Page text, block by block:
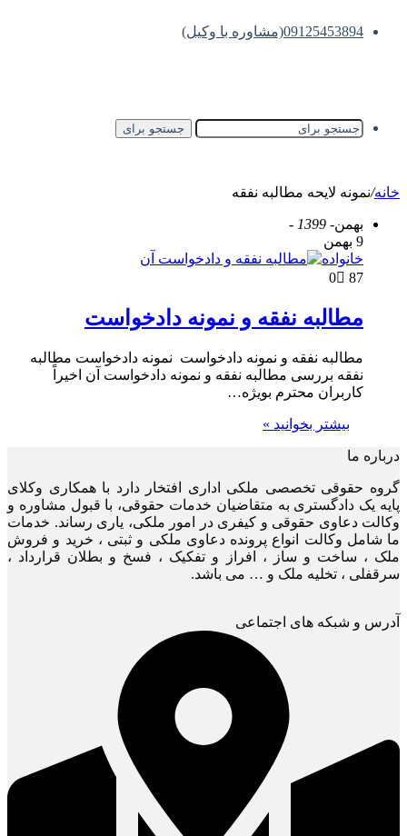
09125453894(مشاوره با وکیل)
جستجو برای
خانه/نمونه لایحه مطالبه نفقه
بهمن- 1399 -
9 بهمن
خانواده
0
87
مطالبه نفقه و نمونه دادخواست
مطالبه نفقه و نمونه دادخواست نمونه دادخواست مطالبه
نفقه بررسی مطالبه نفقه و نمونه دادخواست آن اخیراً
کاربران محترم بویژه…
بیشتر بخوانید »
درباره ما
گروه حقوقی تخصصی ملکی اداری افتخار دارد با همکاری وکلای
پایه یک دادگستری به متقاضیان خدمات حقوقی، با قبول مشاوره و
وکالت دعاوی حقوقی و کیفری در امور ملکی، یاری رساند. خدمات
ما شامل وکالت انواع پرونده دعاوی ملکی و ثبتی ، خرید و فروش
ملک ، ساخت و ساز ، افراز و تفکیک ، فسخ و بطلان قرارداد ،
سرقفلی ، تخلیه ملک و … می باشد.
آدرس و شبکه های اجتماعی